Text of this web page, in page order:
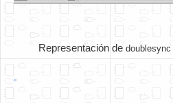
Representación de doublesync